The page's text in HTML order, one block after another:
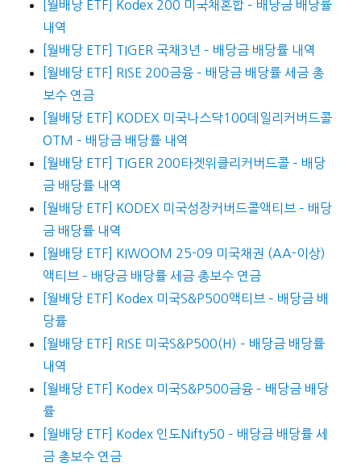
[월배당 ETF] Kodex 200 미국채혼합 – 배당금 배당률
내역
[월배당 ETF] TIGER 국채3년 – 배당금 배당률 내역
[월배당 ETF] RISE 200금융 – 배당금 배당률 세금 총
보수 연금
[월배당 ETF] KODEX 미국나스닥100데일리커버드콜
OTM – 배당금 배당률 내역
[월배당 ETF] TIGER 200타겟위클리커버드콜 – 배당
금 배당률 내역
[월배당 ETF] KODEX 미국성장커버드콜액티브 – 배당
금 배당률 내역
[월배당 ETF] KIWOOM 25-09 미국채권 (AA-이상)
액티브 – 배당금 배당률 세금 총보수 연금
[월배당 ETF] Kodex 미국S&P500액티브 – 배당금 배
당률
[월배당 ETF] RISE 미국S&P500(H) – 배당금 배당률
내역
[월배당 ETF] Kodex 미국S&P500금융 – 배당금 배당
률
[월배당 ETF] Kodex 인도Nifty50 – 배당금 배당률 세
금 총보수 연금